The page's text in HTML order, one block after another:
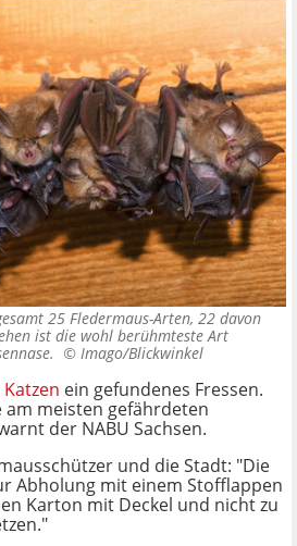
25 Fledermaus-Arten, 22 davon
ist die wohl berühmteste Art
© Imago/Blickwinkel
Katzen ein gefundenes Fressen.
am meisten gefährdeten
der NABU Sachsen.
und die Stadt: "Die
Abholung mit einem Stofflappen
Karton mit Deckel und nicht zu